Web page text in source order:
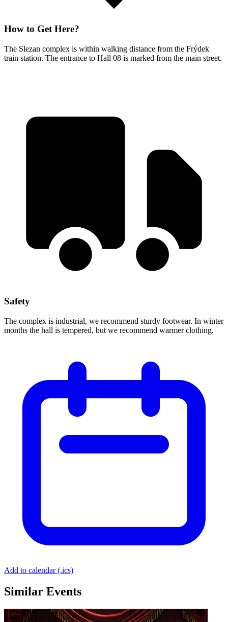
How to Get Here?
The Slezan complex is within walking distance from the Frýdek
train station. The entrance to Hall 08 is marked from the main street.
Safety
The complex is industrial, we recommend sturdy footwear. In winter
months the hall is tempered, but we recommend warmer clothing.
Add to calendar (.ics)
Similar Events